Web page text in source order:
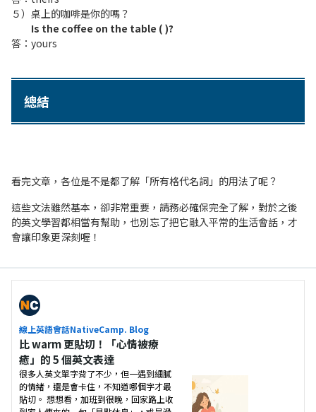
５）桌上的咖啡是你的嗎？
Is the coffee on the table ( )?
答：yours
總結
看完文章，各位是不是都了解「所有格代名詞」的用法了呢？
這些文法雖然基本，卻非常重要，請務必確保完全了解，對於之後
的英文學習都相當有幫助，也別忘了把它融入平常的生活會話，才
會讓印象更深刻喔！
線上英語會話NativeCamp. Blog
比 warm 更貼切！「心情被療
癒」的 5 個英文表達
很多人英文單字背了不少，但一遇到細膩
的情緒，還是會卡住，不知道哪個字才最
貼切。 想想看，加班到很晚，回家路上收